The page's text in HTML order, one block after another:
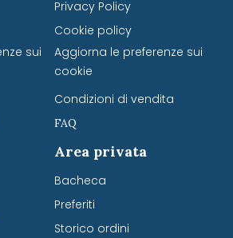
sui
Privacy Policy
Cookie policy
Aggiorna le preferenze sui
cookie
Condizioni di vendita
FAQ
Area privata
Bacheca
Preferiti
Storico ordini